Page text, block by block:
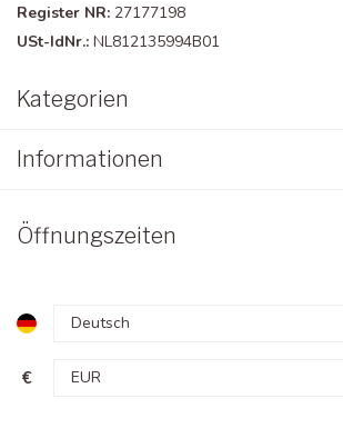
Register NR: 27177198
USt-IdNr.: NL812135994B01
Kategorien
Informationen
Öffnungszeiten
€